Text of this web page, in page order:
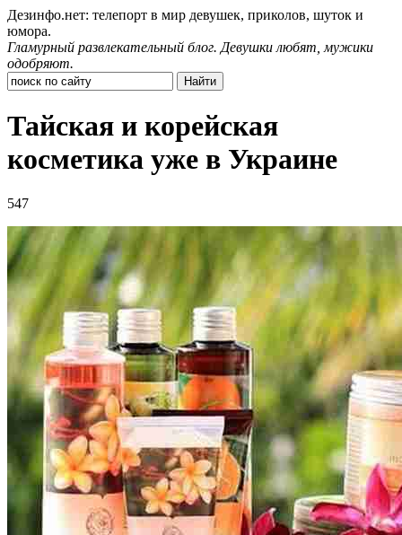
Дезинфо.нет: телепорт в мир девушек, приколов, шуток и
юмора.
Гламурный развлекательный блог. Девушки любят, мужики
одобряют.
Тайская и корейская
косметика уже в Украине
547